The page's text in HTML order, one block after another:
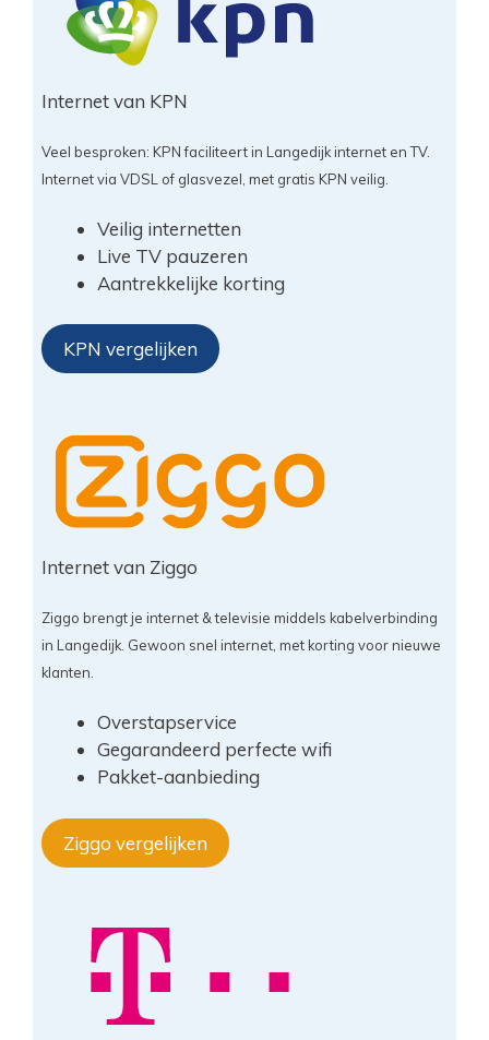
Internet van KPN
Veel besproken: KPN faciliteert in Langedijk internet en TV.
Internet via VDSL of glasvezel, met gratis KPN veilig.
Veilig internetten
Live TV pauzeren
Aantrekkelijke korting
KPN vergelijken
Internet van Ziggo
Ziggo brengt je internet & televisie middels kabelverbinding
in Langedijk. Gewoon snel internet, met korting voor nieuwe
klanten.
Overstapservice
Gegarandeerd perfecte wifi
Pakket-aanbieding
Ziggo vergelijken